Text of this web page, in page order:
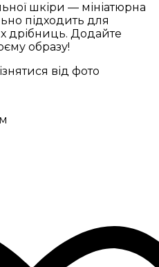
шкіри — мініатюрна
підходить для
дрібниць. Додайте
образу!
від фото